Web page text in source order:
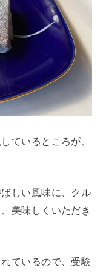
ているところが、
しい風味に、クル
美味しくいただき
ているので、受験